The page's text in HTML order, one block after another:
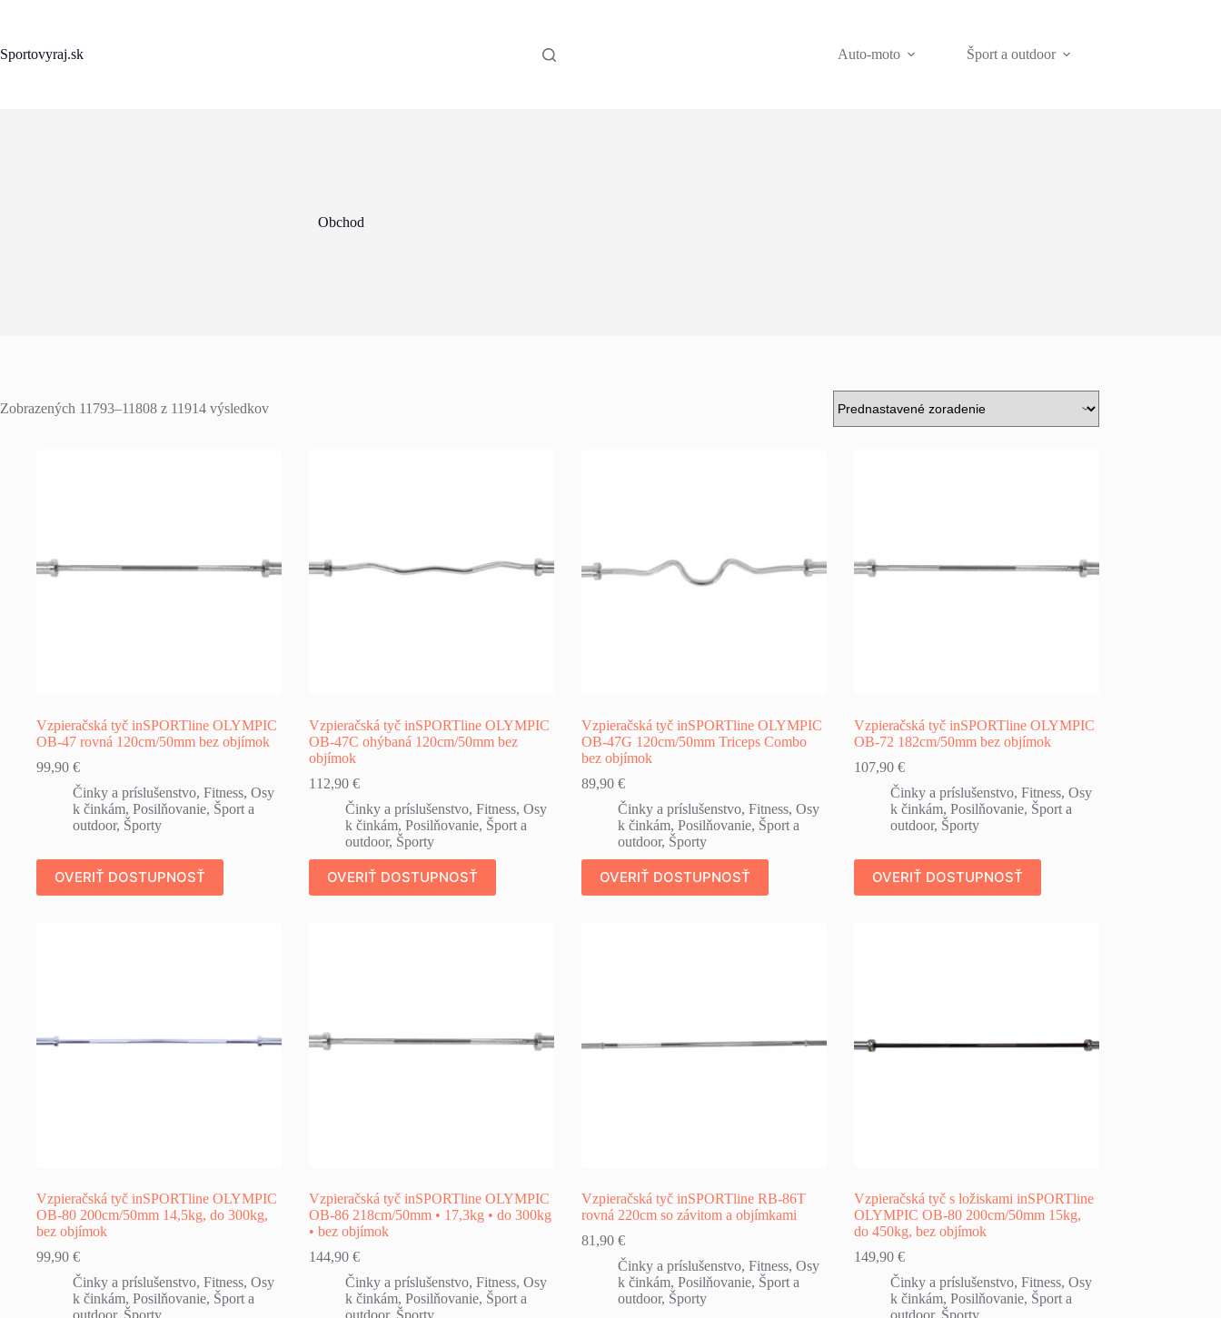
Sportovyraj.sk
Auto-moto Šport a outdoor
Obchod
Zobrazených 11793–11808 z 11914 výsledkov
Vzpieračská tyč inSPORTline OLYMPIC
OB-47 rovná 120cm/50mm bez objímok
99,90 €
Činky a príslušenstvo, Fitness, Osy
k činkám, Posilňovanie, Šport a
outdoor, Športy
OVERIŤ DOSTUPNOSŤ
Vzpieračská tyč inSPORTline OLYMPIC
OB-47C ohýbaná 120cm/50mm bez
objímok
112,90 €
Činky a príslušenstvo, Fitness, Osy
k činkám, Posilňovanie, Šport a
outdoor, Športy
OVERIŤ DOSTUPNOSŤ
Vzpieračská tyč inSPORTline OLYMPIC
OB-47G 120cm/50mm Triceps Combo
bez objímok
89,90 €
Činky a príslušenstvo, Fitness, Osy
k činkám, Posilňovanie, Šport a
outdoor, Športy
OVERIŤ DOSTUPNOSŤ
Vzpieračská tyč inSPORTline OLYMPIC
OB-72 182cm/50mm bez objímok
107,90 €
Činky a príslušenstvo, Fitness, Osy
k činkám, Posilňovanie, Šport a
outdoor, Športy
OVERIŤ DOSTUPNOSŤ
Vzpieračská tyč inSPORTline OLYMPIC
OB-80 200cm/50mm 14,5kg, do 300kg,
bez objímok
99,90 €
Činky a príslušenstvo, Fitness, Osy
k činkám, Posilňovanie, Šport a
outdoor, Športy
Vzpieračská tyč inSPORTline OLYMPIC
OB-86 218cm/50mm • 17,3kg • do 300kg
• bez objímok
144,90 €
Činky a príslušenstvo, Fitness, Osy
k činkám, Posilňovanie, Šport a
outdoor, Športy
Vzpieračská tyč inSPORTline RB-86T
rovná 220cm so závitom a objímkami
81,90 €
Činky a príslušenstvo, Fitness, Osy
k činkám, Posilňovanie, Šport a
outdoor, Športy
Vzpieračská tyč s ložiskami inSPORTline
OLYMPIC OB-80 200cm/50mm 15kg,
do 450kg, bez objímok
149,90 €
Činky a príslušenstvo, Fitness, Osy
k činkám, Posilňovanie, Šport a
outdoor, Športy